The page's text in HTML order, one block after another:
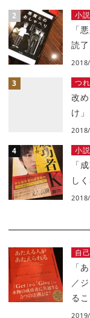
小説
「
読
つ
改
け
小説
「
し
自
「
／
る